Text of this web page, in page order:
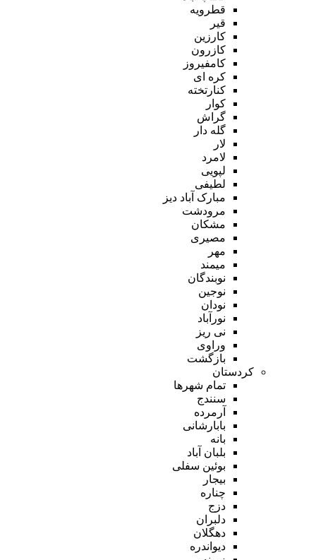
قطرویه
قیر
کارزین
کازرون
کامفیروز
کره ای
کنارتخته
کوار
گراش
گله دار
لار
لامرد
لپویی
لطیفی
مبارک آباد دیز
مرودشت
مشکان
مصیری
مهر
میمند
نوبندگان
نوجین
نودان
نورآباد
نی ریز
وراوی
بازگشت
کردستان
تمام شهر‌ها
سنندج
آرمرده
بابارشانی
بانه
بلبان آباد
بوئین سفلی
بیجار
چناره
دزج
دلبران
دهگلان
دیواندره